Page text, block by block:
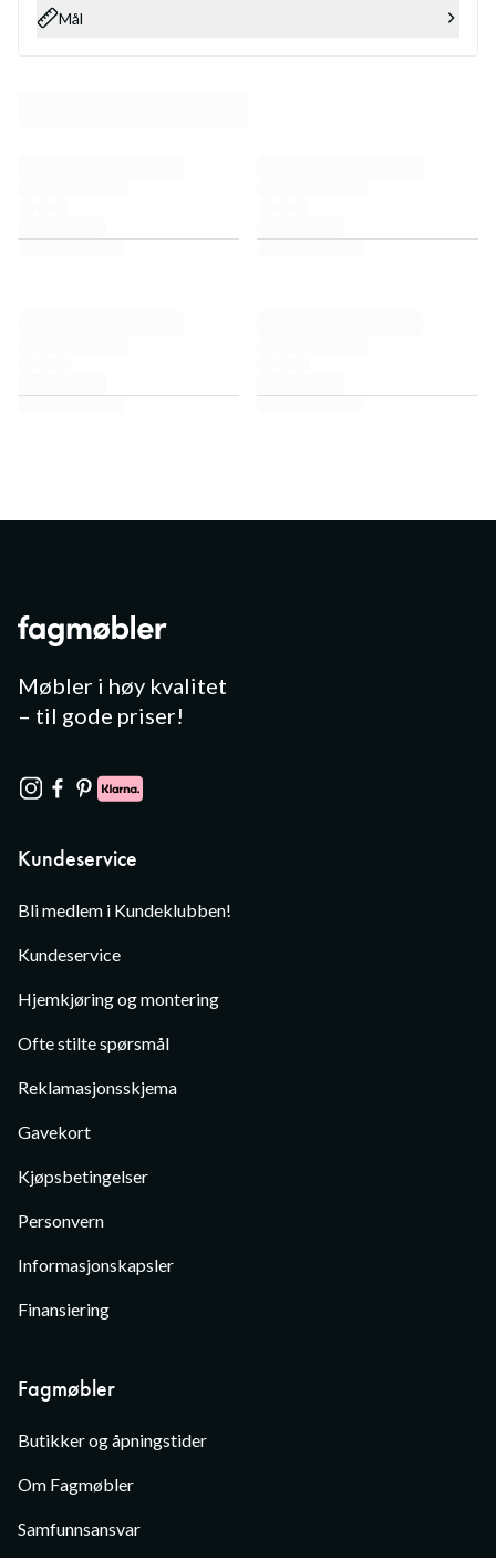
Mål
Møbler i høy kvalitet
– til gode priser!
Kundeservice
Bli medlem i Kundeklubben!
Kundeservice
Hjemkjøring og montering
Ofte stilte spørsmål
Reklamasjonsskjema
Gavekort
Kjøpsbetingelser
Personvern
Informasjonskapsler
Finansiering
Fagmøbler
Butikker og åpningstider
Om Fagmøbler
Samfunnsansvar